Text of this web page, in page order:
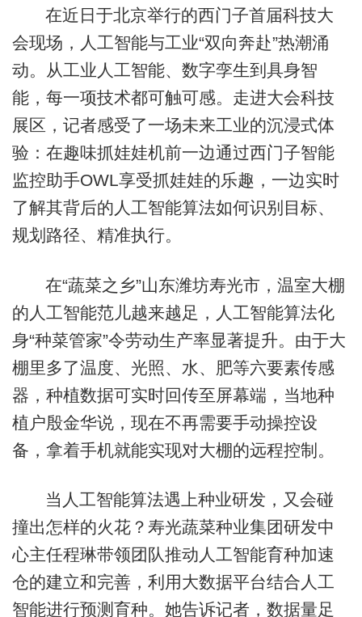
在近日于北京举行的西门子首届科技大
会现场，人工智能与工业“双向奔赴”热潮涌
动。从工业人工智能、数字孪生到具身智
能，每一项技术都可触可感。走进大会科技
展区，记者感受了一场未来工业的沉浸式体
验：在趣味抓娃娃机前一边通过西门子智能
监控助手OWL享受抓娃娃的乐趣，一边实时
了解其背后的人工智能算法如何识别目标、
规划路径、精准执行。
在“蔬菜之乡”山东潍坊寿光市，温室大棚
的人工智能范儿越来越足，人工智能算法化
身“种菜管家”令劳动生产率显著提升。由于大
棚里多了温度、光照、水、肥等六要素传感
器，种植数据可实时回传至屏幕端，当地种
植户殷金华说，现在不再需要手动操控设
备，拿着手机就能实现对大棚的远程控制。
当人工智能算法遇上种业研发，又会碰
撞出怎样的火花？寿光蔬菜种业集团研发中
心主任程琳带领团队推动人工智能育种加速
仓的建立和完善，利用大数据平台结合人工
智能进行预测育种。她告诉记者，数据量足